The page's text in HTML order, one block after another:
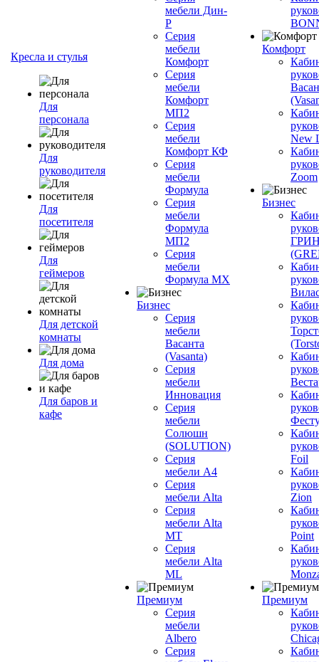
Кресла и стулья
Для
персонала
Для
руководителя
Для
посетителя
Для
геймеров
Для детской
комнаты
Для дома
Для баров и
кафе
мебели Дин-
Р
Серия
мебели
Комфорт
Серия
мебели
Комфорт
МП2
Серия
мебели
Комфорт КФ
Серия
мебели
Формула
Серия
мебели
Формула
МП2
Серия
мебели
Формула МХ
Бизнес
Серия
мебели
Васанта
(Vasanta)
Серия
мебели
Инновация
Серия
мебели
Солюшн
(SOLUTION)
Серия
мебели A4
Серия
мебели Alta
Серия
мебели Alta
MT
Серия
мебели Alta
ML
Премиум
Серия
мебели
Albero
Серия
Комфорт
New
Zoom
Бизнес
Foil
Zion
Point
Премиум